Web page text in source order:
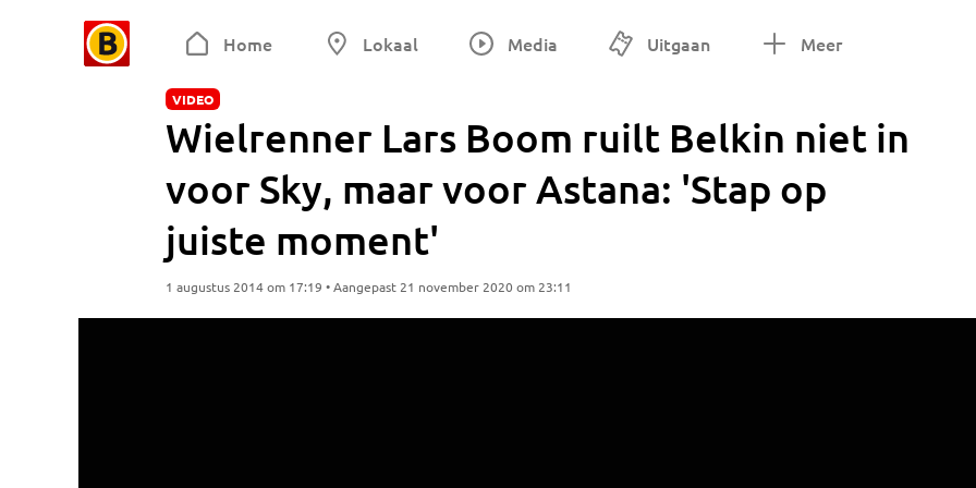
Home Lokaal Media Uitgaan Meer
VIDEO
Wielrenner Lars Boom ruilt Belkin niet in
voor Sky, maar voor Astana: 'Stap op
juiste moment'
1 augustus 2014 om 17:19 • Aangepast 21 november 2020 om 23:11